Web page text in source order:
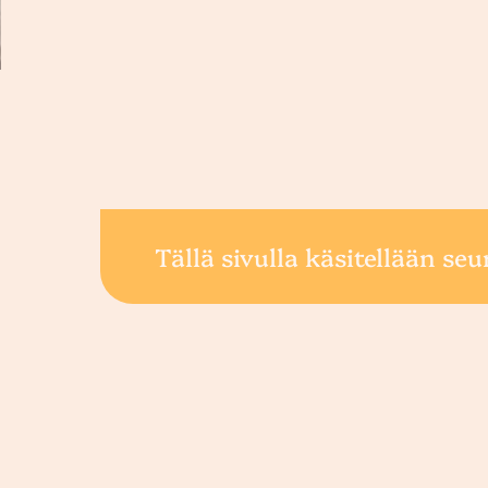
Tällä sivulla käsitellään